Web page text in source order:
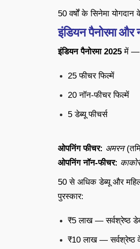
50 वर्षों के सिनेमा
इंडियन पैनोरमा और
इंडियन पैनोरमा 2025 में —
25 फीचर फिल्में
20 नॉन-फीचर फिल्में
5 डेब्यू फीचर्स
ओपनिंग फीचर: अमरन
ओपनिंग नॉन-फीचर:
50 से अधिक डेब्यू और
पुरस्कार:
₹5 लाख — सर्वश्रेष्ठ
₹10 लाख — सर्वश्रेष्ठ